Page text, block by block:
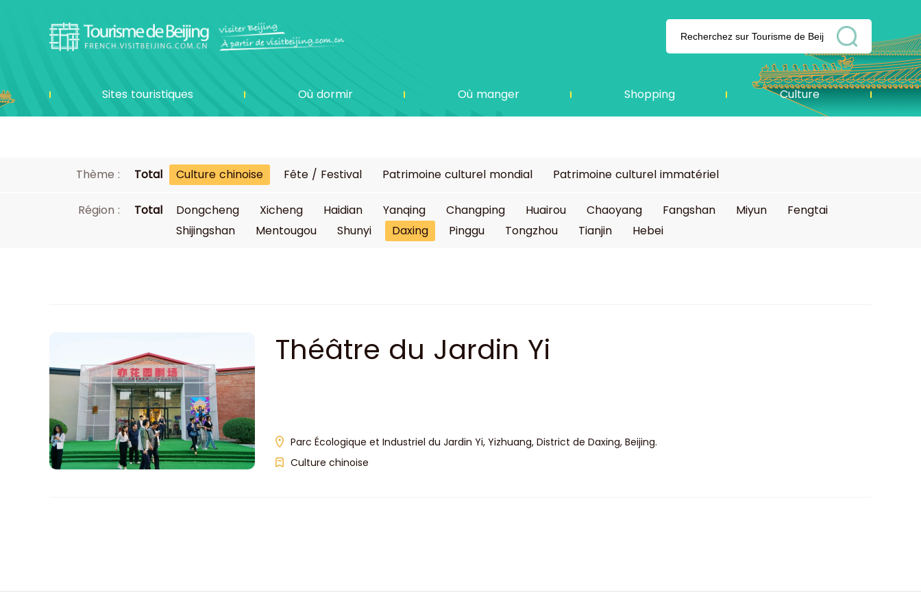
Sites touristiques Où dormir Où manger Shopping Culture
Thème : Total Culture chinoise Fête / Festival Patrimoine culturel mondial Patrimoine culturel immatériel
Région : Total Dongcheng Xicheng Haidian Yanqing Changping Huairou Chaoyang Fangshan Miyun
Fengtai
Shijingshan
Mentougou Shunyi Daxing Pinggu Tongzhou Tianjin Hebei
Théâtre du Jardin Yi
Parc Écologique et Industriel du Jardin Yi, Yizhuang, District de Daxing, Beijing.
Culture chinoise